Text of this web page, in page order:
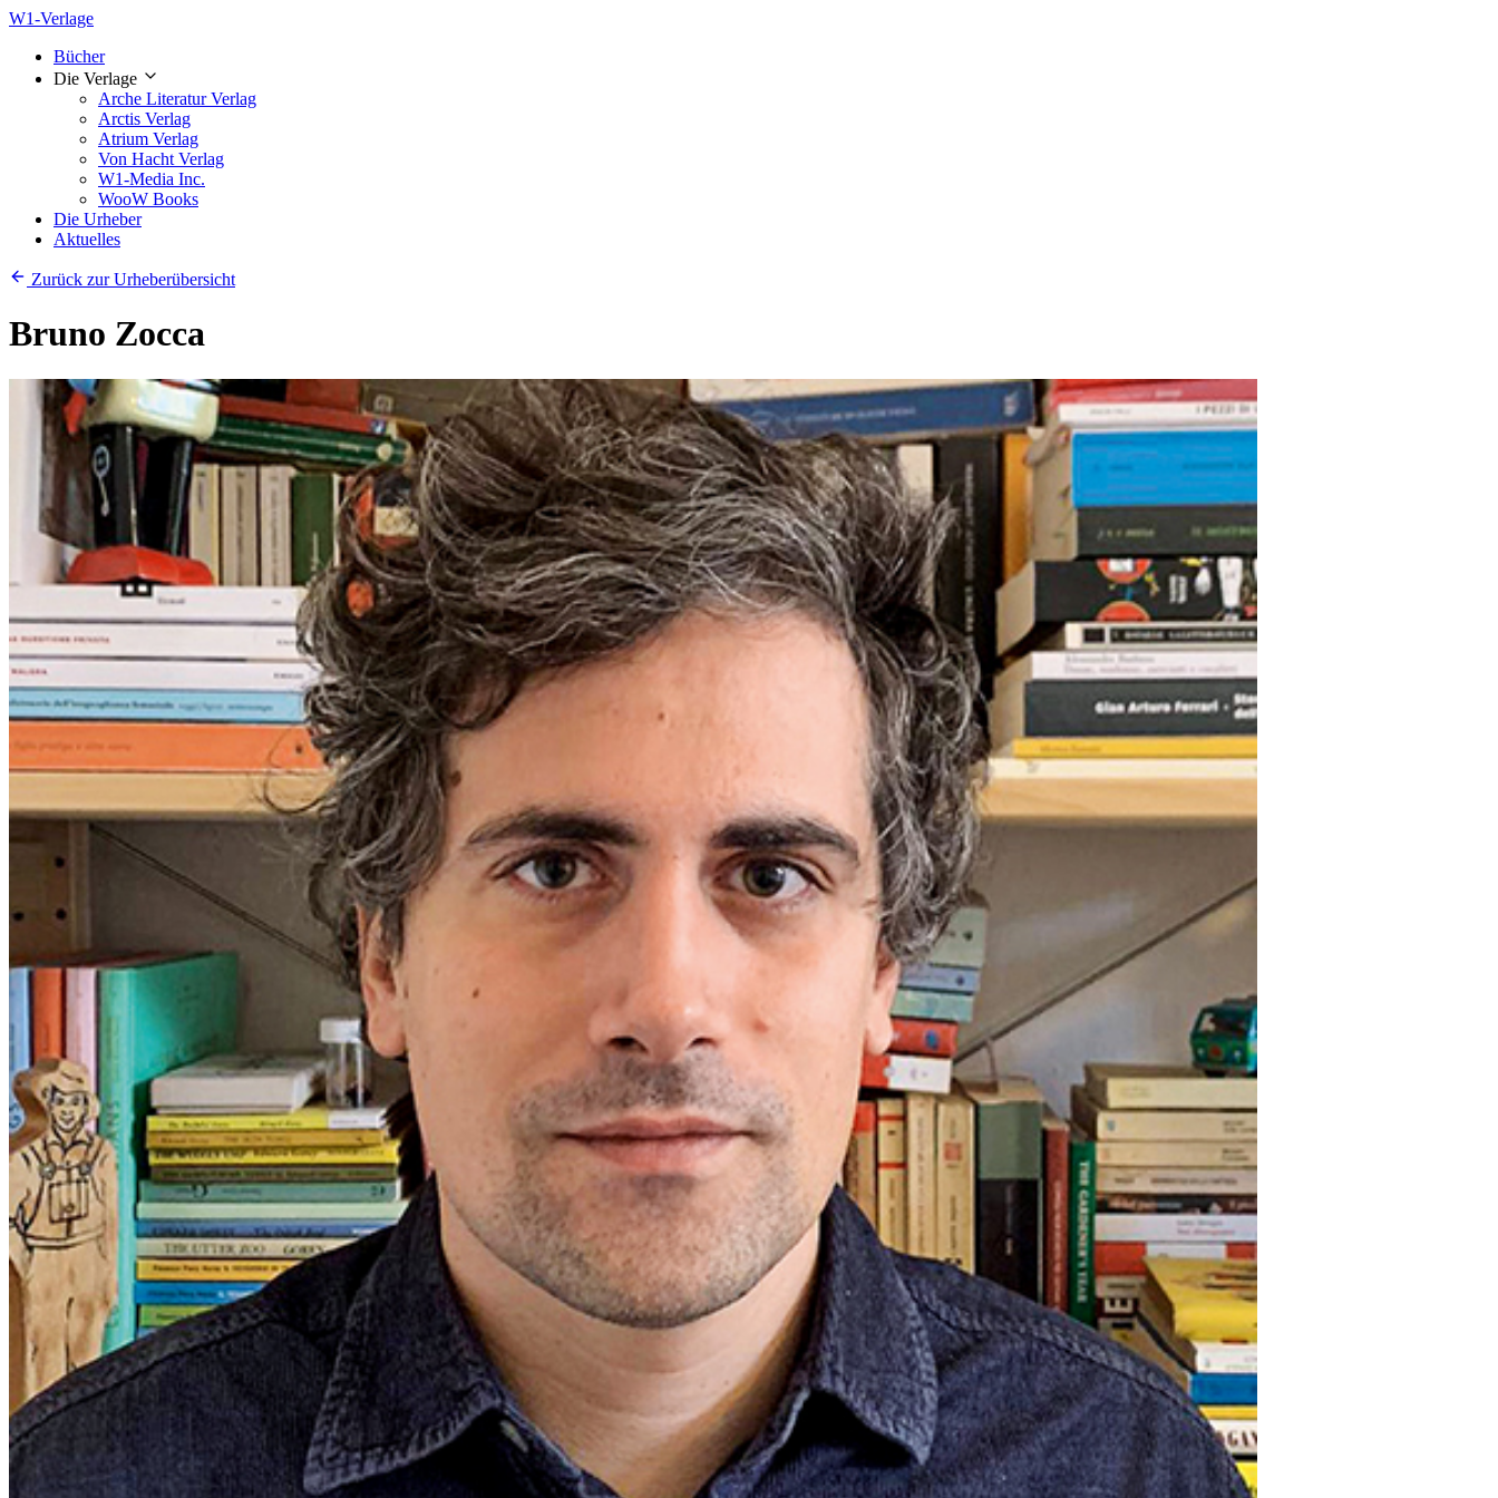
W1-Verlage
Bücher
Die Verlage
Arche Literatur Verlag
Arctis Verlag
Atrium Verlag
Von Hacht Verlag
W1-Media Inc.
WooW Books
Die Urheber
Aktuelles
Zurück zur Urheberübersicht
Bruno Zocca